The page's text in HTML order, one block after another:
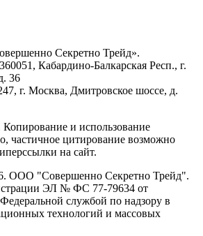
Секретно Трейд».
Кабардино-Балкарская Респ., г.
36
г. Москва, Дмитровское шоссе, д.
и использование
частичное цитирование возможно
на сайт.
ООО "Совершенно Секретно Трейд".
ЭЛ № ФС 77-79634 от
службой по надзору в
технологий и массовых